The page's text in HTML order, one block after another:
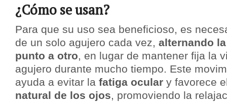
¿Cómo se usan?
Para que su uso sea beneficioso, es
de un solo agujero cada vez, alternando
punto a otro, en lugar de mantener fija la
agujero durante mucho tiempo. Este
ayuda a evitar la fatiga ocular y favorece
natural de los ojos, promoviendo la